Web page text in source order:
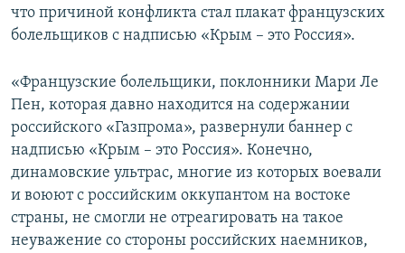
ПРОПАВШИЕ БЕЗ ВЕСТИ
КРЫМ.НЕПОКОРЕННЫЙ
ELIFBE
УКРАИНСКАЯ ПРОБЛЕМА КРЫМА
Все сайты RFE/RL
что причиной конфликта стал плакат французских
болельщиков с надписью «Крым – это Россия».
«Французские болельщики, поклонники Мари Ле
Пен, которая давно находится на содержании
российского «Газпрома», развернули баннер с
надписью «Крым – это Россия». Конечно,
динамовские ультрас, многие из которых воевали
и воюют с российским оккупантом на востоке
страны, не смогли не отреагировать на такое
неуважение со стороны российских наемников,